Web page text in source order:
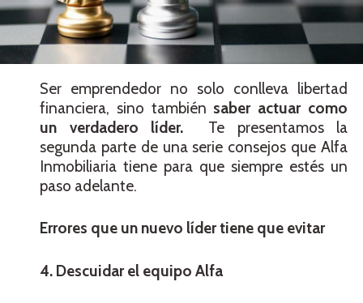
Ser emprendedor no solo conlleva libertad
financiera, sino también saber actuar como
un verdadero líder. Te presentamos la
segunda parte de una serie consejos que Alfa
Inmobiliaria tiene para que siempre estés un
paso adelante.
Errores que un nuevo líder tiene que evitar
4. Descuidar el equipo Alfa